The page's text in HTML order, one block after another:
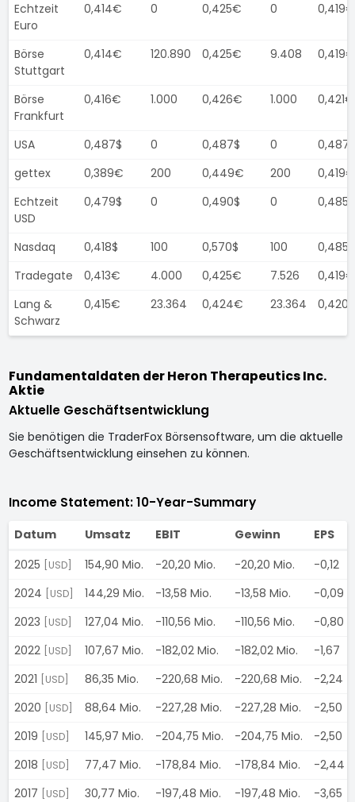
Echtzeit
Euro
0,414€ 0 0,425€ 0 0,419€
Börse
Stuttgart
0,414€ 120.890 0,425€ 9.408 0,419€
Börse
Frankfurt
0,416€ 1.000 0,426€ 1.000 0,421€
USA 0,487$ 0 0,487$ 0
0,487$
gettex
0,389€ 200 0,449€ 200
0,419€
Echtzeit
USD
0,479$ 0 0,490$ 0 0,485$
Nasdaq 0,418$ 100 0,570$ 100
0,485$
Tradegate
0,413€ 4.000 0,425€ 7.526
0,419€
Lang &
Schwarz
0,415€ 23.364 0,424€ 23.364
Fundamentaldaten der Heron Therapeutics Inc.
Aktie
Aktuelle Geschäftsentwicklung
Sie benötigen die TraderFox Börsensoftware, um die aktuelle
Geschäftsentwicklung einsehen zu können.
Income Statement: 10-Year-Summary
Datum Umsatz EBIT Gewinn
EPS
2025
[USD] 154,90 Mio. -20,20 Mio. -20,20 Mio.
-0,12
2024
[USD] 144,29 Mio. -13,58 Mio. -13,58 Mio.
-0,09
2023
[USD] 127,04 Mio. -110,56 Mio. -110,56 Mio.
-0,80
2022
[USD] 107,67 Mio. -182,02 Mio. -182,02 Mio.
-1,67
2021
[USD] 86,35 Mio. -220,68 Mio. -220,68 Mio.
-2,24
2020
[USD] 88,64 Mio. -227,28 Mio. -227,28 Mio.
-2,50
2019
[USD] 145,97 Mio. -204,75 Mio. -204,75 Mio.
-2,50
2018
[USD] 77,47 Mio. -178,84 Mio. -178,84 Mio.
-2,44
2017
[USD] 30,77 Mio. -197,48 Mio. -197,48 Mio.
-3,65